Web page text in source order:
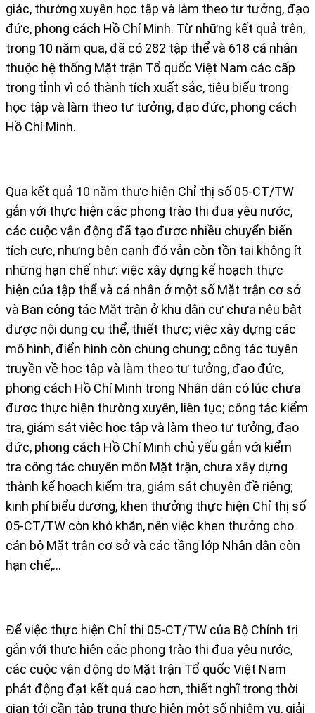
giác, thường xuyên học tập và làm theo tư tưởng, đạo
đức, phong cách Hồ Chí Minh. Từ những kết quả trên,
trong 10 năm qua, đã có 282 tập thể và 618 cá nhân
thuộc hệ thống Mặt trận Tổ quốc Việt Nam các cấp
trong tỉnh vì có thành tích xuất sắc, tiêu biểu trong
học tập và làm theo tư tưởng, đạo đức, phong cách
Hồ Chí Minh.
Qua kết quả 10 năm thực hiện Chỉ thị số 05-CT/TW
gắn với thực hiện các phong trào thi đua yêu nước,
các cuộc vận động đã tạo được nhiều chuyển biến
tích cực, nhưng bên cạnh đó vẫn còn tồn tại không ít
những hạn chế như: việc xây dựng kế hoạch thực
hiện của tập thể và cá nhân ở một số Mặt trận cơ sở
và Ban công tác Mặt trận ở khu dân cư chưa nêu bật
được nội dung cụ thể, thiết thực; việc xây dựng các
mô hình, điển hình còn chung chung; công tác tuyên
truyền về học tập và làm theo tư tưởng, đạo đức,
phong cách Hồ Chí Minh trong Nhân dân có lúc chưa
được thực hiện thường xuyên, liên tục; công tác kiểm
tra, giám sát việc học tập và làm theo tư tưởng, đạo
đức, phong cách Hồ Chí Minh chủ yếu gắn với kiểm
tra công tác chuyên môn Mặt trận, chưa xây dựng
thành kế hoạch kiểm tra, giám sát chuyên đề riêng;
kinh phí biểu dương, khen thưởng thực hiện Chỉ thị số
05-CT/TW còn khó khăn, nên việc khen thưởng cho
cán bộ Mặt trận cơ sở và các tầng lớp Nhân dân còn
hạn chế,…
Để việc thực hiện Chỉ thị 05-CT/TW của Bộ Chính trị
gắn với thực hiện các phong trào thi đua yêu nước,
các cuộc vận động do Mặt trận Tổ quốc Việt Nam
phát động đạt kết quả cao hơn, thiết nghĩ trong thời
gian tới cần tập trung thực hiện một số nhiệm vụ, giải